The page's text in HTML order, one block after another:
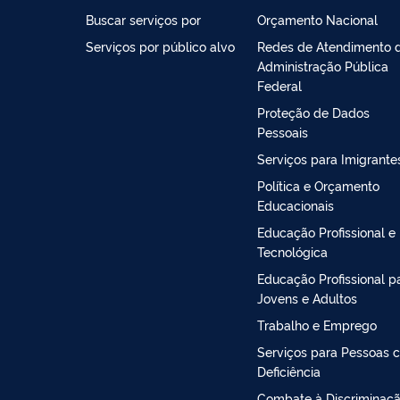
Buscar serviços por
Serviços por público alvo
Orçamento Nacional
Redes de Atendimento
Administração Pública
Federal
Proteção de Dados
Pessoais
Serviços para
Política e Orçamento
Educacionais
Educação Profissional e
Tecnológica
Educação Profissional
Jovens e Adultos
Trabalho e Emprego
Serviços para Pessoas
Deficiência